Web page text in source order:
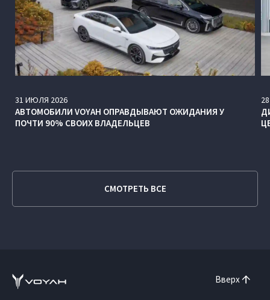
31 ИЮЛЯ 2026
АВТОМОБИЛИ VOYAH ОПРАВДЫВАЮТ ОЖИДАНИЯ У
ПОЧТИ 90% СВОИХ ВЛАДЕЛЬЦЕВ
28
СМОТРЕТЬ ВСЕ
Вверх